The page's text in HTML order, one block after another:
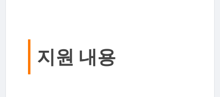
지원 내용